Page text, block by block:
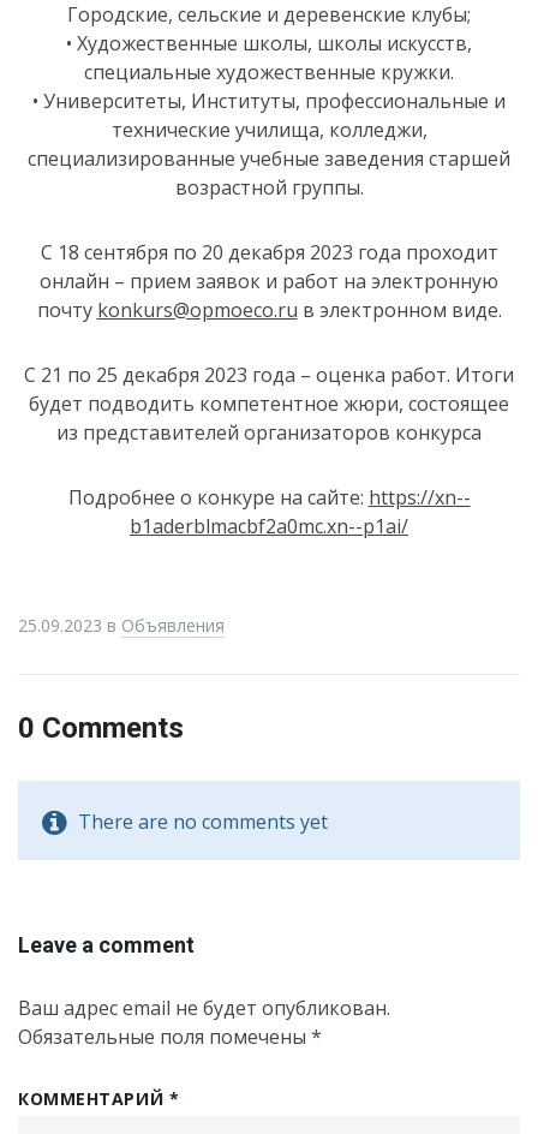
Городские, сельские и деревенские клубы;
• Художественные школы, школы искусств,
специальные художественные кружки.
• Университеты, Институты, профессиональные и
технические училища, колледжи,
специализированные учебные заведения старшей
возрастной группы.
С 18 сентября по 20 декабря 2023 года проходит
онлайн – прием заявок и работ на электронную
почту konkurs@opmoeco.ru в электронном виде.
С 21 по 25 декабря 2023 года – оценка работ. Итоги
будет подводить компетентное жюри, состоящее
из представителей организаторов конкурса
Подробнее о конкуре на сайте: https://xn--
b1aderblmacbf2a0mc.xn--p1ai/
25.09.2023 в Объявления
0 Comments
There are no comments yet
Leave a comment
Ваш адрес email не будет опубликован.
Обязательные поля помечены *
КОММЕНТАРИЙ *